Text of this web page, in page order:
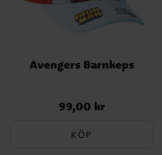
Avengers Barnkeps
Pris:99,00 kr
99,00 kr
KÖP